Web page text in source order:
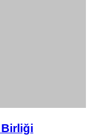
Birliği